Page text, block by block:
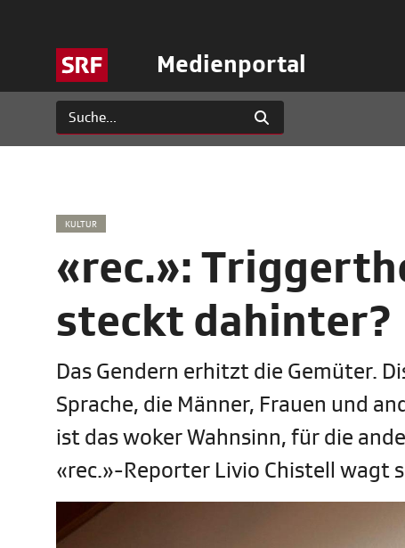
Medienportal
KULTUR
«rec.»:
steckt dahinter?
Das Gendern erhitzt die Gemüter.
Sprache, die Männer, Frauen und
ist das woker Wahnsinn, für die
«rec.»-Reporter Livio Chistell wagt